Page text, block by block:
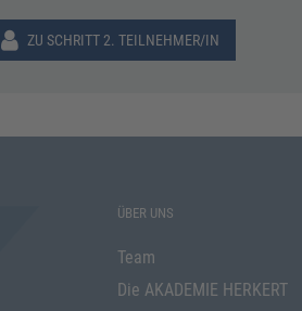
ZU SCHRITT 2. TEILNEHMER/IN
ÜBER UNS
Team
Die AKADEMIE HERKERT